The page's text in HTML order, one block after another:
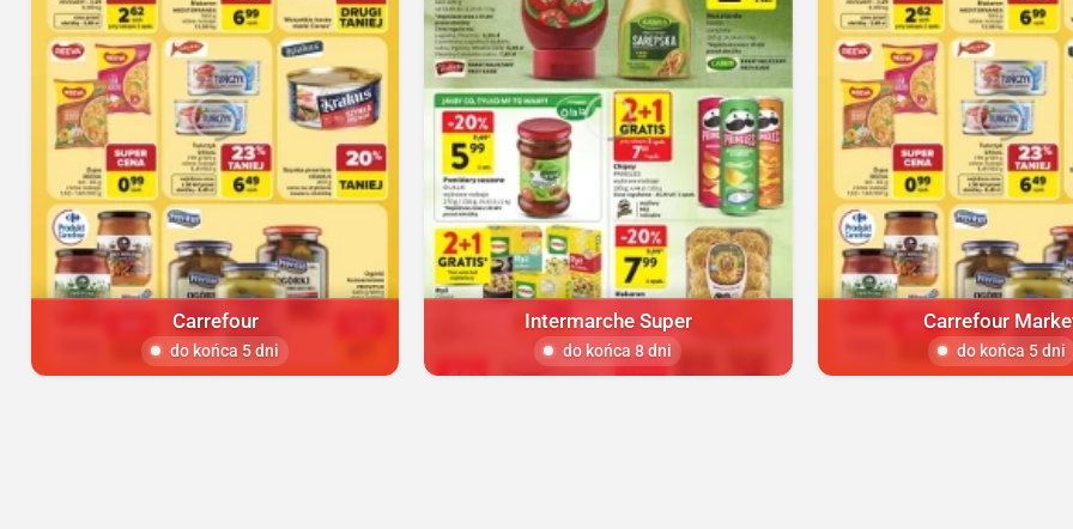
Carrefour
do końca 5 dni
Intermarche Super
do końca 8 dni
Carrefour
do końca 5 dni